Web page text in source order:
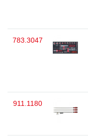
783.3047
911.1180